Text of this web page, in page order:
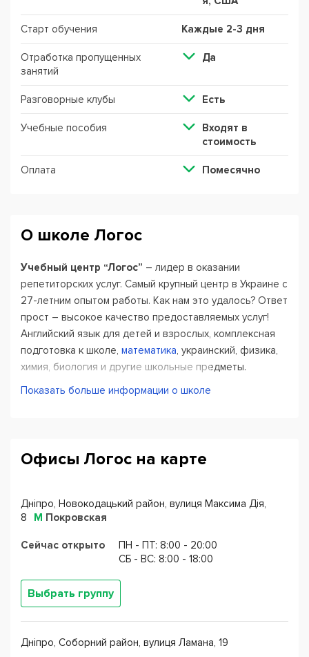
Старт обучения Каждые 2-3 дня
Отработка пропущенных
занятий
Да
Разговорные клубы Есть
Учебные пособия
Входят в
стоимость
Оплата Помесячно
О школе Логос
Учебный центр “Логос” – лидер в оказании
репетиторских услуг. Самый крупный центр в Украине с
27-летним опытом работы. Как нам это удалось? Ответ
прост – высокое качество предоставляемых услуг!
Английский язык для детей и взрослых, комплексная
подготовка к школе, математика, украинский, физика,
химия, биология и другие школьные предметы.
Особенности обучения в Логос:
зависимости от выбранной вами услуги.
составляют учителя на основании того, что он уже
знает, и целей, которых хочет достичь, от этого
месяца до года).
Обучение проходит по авторским материалам
на основании большого опыта работы,
материалы включены в стоимость
Преподаватели центра готовят к сдаче ЗНО на
Показать больше информации о школе
Офисы Логос на карте
Дніпро, Новокодацький район, вулиця Максима Дія,
8
М Покровская
Сейчас открыто
ПН - ПТ: 8:00 - 20:00
CБ - ВС: 8:00 - 18:00
Выбрать группу
Дніпро, Соборний район, вулиця Ламана, 19